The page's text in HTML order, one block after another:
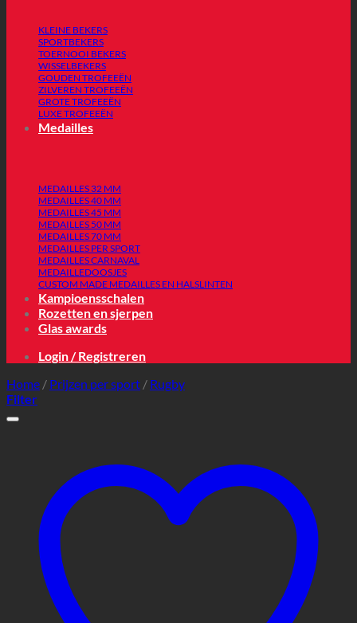
KLEINE BEKERS
SPORTBEKERS
TOERNOOI BEKERS
WISSELBEKERS
GOUDEN TROFEEËN
ZILVEREN TROFEEËN
GROTE TROFEEËN
LUXE TROFEEËN
Medailles
MEDAILLES 32 MM
MEDAILLES 40 MM
MEDAILLES 45 MM
MEDAILLES 50 MM
MEDAILLES 70 MM
MEDAILLES PER SPORT
MEDAILLES CARNAVAL
MEDAILLEDOOSJES
CUSTOM MADE MEDAILLES EN HALSLINTEN
Kampioensschalen
Rozetten en sjerpen
Glas awards
Login / Registreren
Home / Prijzen per sport / Rugby
Filter